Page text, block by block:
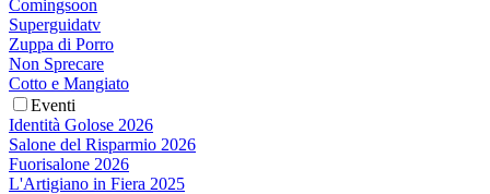
Comingsoon
Superguidatv
Zuppa di Porro
Non Sprecare
Cotto e Mangiato
Eventi
Identità Golose 2026
Salone del Risparmio 2026
Fuorisalone 2026
L'Artigiano in Fiera 2025